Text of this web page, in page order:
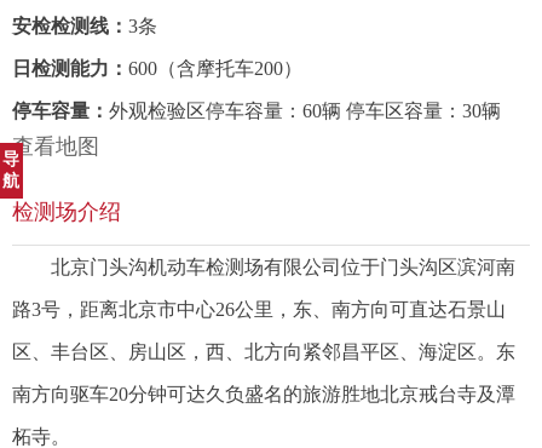
导
航
安检检测线： 3条
日检测能力： 600（含摩托车200）
停车容量： 外观检验区停车容量：60辆 停车区容量：30辆
查看地图
检测场介绍
北京门头沟机动车检测场有限公司位于门头沟区滨河南
路3号，距离北京市中心26公里，东、南方向可直达石景山
区、丰台区、房山区，西、北方向紧邻昌平区、海淀区。东
南方向驱车20分钟可达久负盛名的旅游胜地北京戒台寺及潭
柘寺。